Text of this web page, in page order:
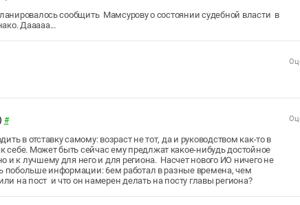
сообщить Мамсурову о состоянии судебной власти в
Дааааа...
#
в отставку самому: возраст не тот, да и руководством как-то в
себе. Может быть сейчас ему предлжат какое-нибудь достойное
и к лучшему для него и для региона. Насчет нового ИО ничего не
побольше информации: 6ем работал в разные времена, чем
на пост и что он намерен делать на посту главы региона?